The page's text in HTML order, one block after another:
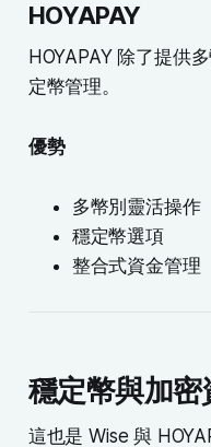
HOYAPAY
HOYAPAY 除了提供
定幣管理。
優勢
多幣別靈活操作
穩定幣選項
整合式資金管理
穩定幣與加密
這也是 Wise 與